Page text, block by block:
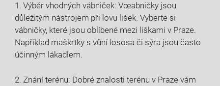
1. Výběr vhodných vábniček: Vœabničky jsou
důležitým nástrojem při lovu lišek. Vyberte si
vábničky, které jsou oblíbené mezi liškami v Praze.
Například maškrtky s vůní lososa či sýra jsou často
účinným lákadlem.
2. Znání terénu: Dobré znalosti terénu v Praze vám